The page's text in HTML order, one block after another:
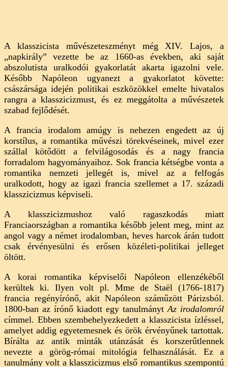
A klasszicista művészeteszményt még XIV. Lajos, a
„napkirály” vezette be az 1660-as években, aki saját
abszolutista uralkodói gyakorlatát akarta igazolni vele.
Később Napóleon ugyanezt a gyakorlatot követte:
császársága idején politikai eszközökkel emelte hivatalos
rangra a klasszicizmust, és ez meggátolta a művészetek
szabad fejlődését.
A francia irodalom amúgy is nehezen engedett az új
korstílus, a romantika művészi törekvéseinek, mivel ezer
szállal kötődött a felvilágosodás és a nagy francia
forradalom hagyományaihoz. Sok francia kétségbe vonta a
romantika nemzeti jellegét is, mivel az a felfogás
uralkodott, hogy az igazi francia szellemet a 17. századi
klasszicizmus képviseli.
A klasszicizmushoz való ragaszkodás miatt
Franciaországban a romantika később jelent meg, mint az
angol vagy a német irodalomban, heves harcok árán tudott
csak érvényesülni és erősen közéleti-politikai jelleget
öltött.
A korai romantika képviselői Napóleon ellenzékéből
kerültek ki. Ilyen volt pl. Mme de Staël (1766-1817)
francia regényírónő, akit Napóleon száműzött Párizsból.
1800-ban az írónő kiadott egy tanulmánytAz irodalomról
címmel. Ebben szembehelyezkedett a klasszicista ízléssel,
amelyet addig egyetemesnek és örök érvényűnek tartottak.
Bírálta az antik minták utánzását és korszerűtlennek
nevezte a görög-római mitológia felhasználását. Ez a
tanulmány volt a klasszicizmus első romantikus szempontú